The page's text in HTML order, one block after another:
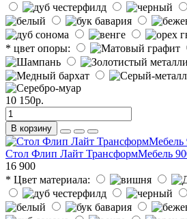
* цвет опоры:
10 150р.
В корзину
Стол Флип Лайт ТрансформМебель
16 900
* Цвет материала: